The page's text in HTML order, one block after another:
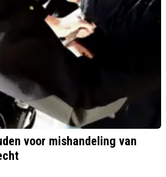
voor mishandeling van